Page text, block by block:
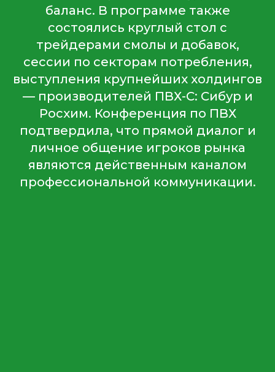
баланс. В программе также
состоялись круглый стол с
трейдерами смолы и добавок,
сессии по секторам потребления,
выступления крупнейших холдингов
— производителей ПВХ-С: Сибур и
Росхим. Конференция по ПВХ
подтвердила, что прямой диалог и
личное общение игроков рынка
являются действенным каналом
профессиональной коммуникации.